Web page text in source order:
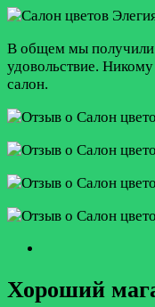
В общем мы получили
удовольствие.
салон.
Хороший